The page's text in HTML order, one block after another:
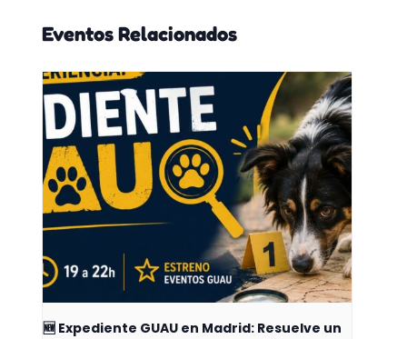
Eventos Relacionados
🆕 Expediente GUAU en Madrid: Resuelve un